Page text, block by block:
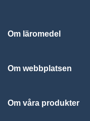
Om läromedel
Om webbplatsen
Om våra produkter